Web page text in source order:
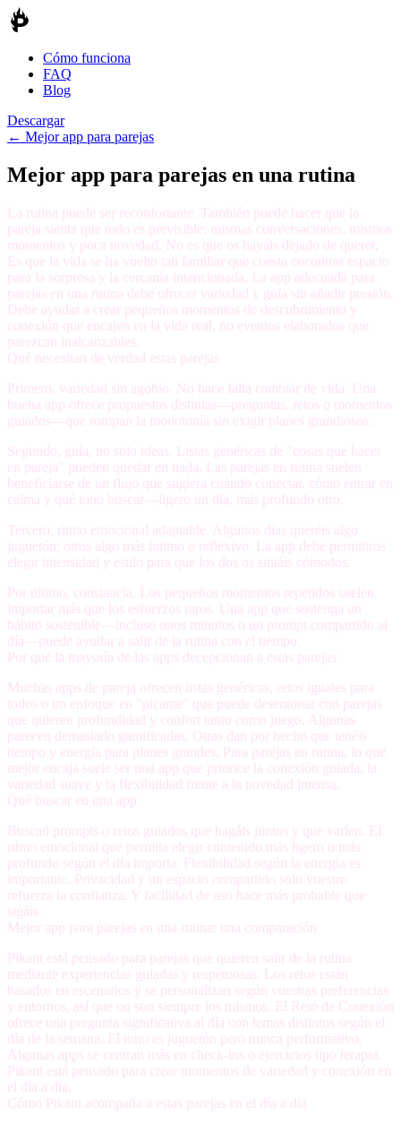
Cómo funciona
FAQ
Blog
Descargar
← Mejor app para parejas
Mejor app para parejas en una rutina
La rutina puede ser reconfortante. También puede hacer que la
pareja sienta que todo es previsible: mismas conversaciones, mismos
momentos y poca novedad. No es que os hayáis dejado de querer.
Es que la vida se ha vuelto tan familiar que cuesta encontrar espacio
para la sorpresa y la cercanía intencionada. La app adecuada para
parejas en una rutina debe ofrecer variedad y guía sin añadir presión.
Debe ayudar a crear pequeños momentos de descubrimiento y
conexión que encajen en la vida real, no eventos elaborados que
parezcan inalcanzables.
Qué necesitan de verdad estas parejas
Primero, variedad sin agobio . No hace falta cambiar de vida. Una
buena app ofrece propuestas distintas—preguntas, retos o momentos
guiados—que rompan la monotonía sin exigir planes grandiosos.
Segundo, guía, no solo ideas . Listas genéricas de "cosas que hacer
en pareja" pueden quedar en nada. Las parejas en rutina suelen
beneficiarse de un flujo que sugiera cuándo conectar, cómo entrar en
calma y qué tono buscar—ligero un día, más profundo otro.
Tercero, ritmo emocional adaptable . Algunos días queréis algo
juguetón; otros algo más íntimo o reflexivo. La app debe permitiros
elegir intensidad y estilo para que los dos os sintáis cómodos.
Por último, constancia . Los pequeños momentos repetidos suelen
importar más que los esfuerzos raros. Una app que sostenga un
hábito sostenible—incluso unos minutos o un prompt compartido al
día—puede ayudar a salir de la rutina con el tiempo.
Por qué la mayoría de las apps decepcionan a estas parejas
Muchas apps de pareja ofrecen listas genéricas, retos iguales para
todos o un enfoque en "picante" que puede desentonar con parejas
que quieren profundidad y confort tanto como juego. Algunas
parecen demasiado gamificadas. Otras dan por hecho que tenéis
tiempo y energía para planes grandes. Para parejas en rutina, lo que
mejor encaja suele ser una app que priorice la conexión guiada, la
variedad suave y la flexibilidad frente a la novedad intensa.
Qué buscar en una app
Buscad prompts o retos guiados que hagáis juntos y que varíen.
El
ritmo emocional que permita elegir contenido más ligero o más
profundo según el día importa.
Flexibilidad según la energía es
importante.
Privacidad y un espacio compartido solo vuestro
refuerza la confianza. Y facilidad de uso hace más probable que
sigáis.
Mejor app para parejas en una rutina: una comparación
Pikant está pensado para parejas que quieren salir de la rutina
mediante experiencias guiadas y respetuosas. Los retos están
basados en escenarios y se personalizan según vuestras preferencias
y entornos, así que no son siempre los mismos. El Reto de Conexión
ofrece una pregunta significativa al día con temas distintos según el
día de la semana. El tono es juguetón pero nunca performativo.
Algunas apps se centran más en check-ins o ejercicios tipo terapia.
Pikant está pensado para crear momentos de variedad y conexión en
el día a día.
Cómo Pikant acompaña a estas parejas en el día a día